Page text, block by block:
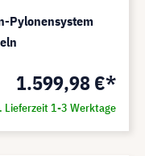
Pylonensystem
1.599,98 €*
Lieferzeit 1-3 Werktage